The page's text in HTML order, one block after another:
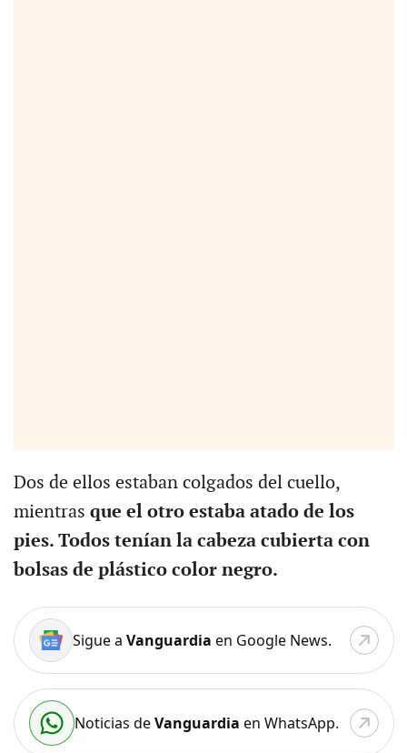
Dos de ellos estaban colgados del cuello,
mientras que el otro estaba atado de los
pies. Todos tenían la cabeza cubierta con
bolsas de plástico color negro.
Sigue a Vanguardia en Google News.
Noticias deVanguardia en WhatsApp.